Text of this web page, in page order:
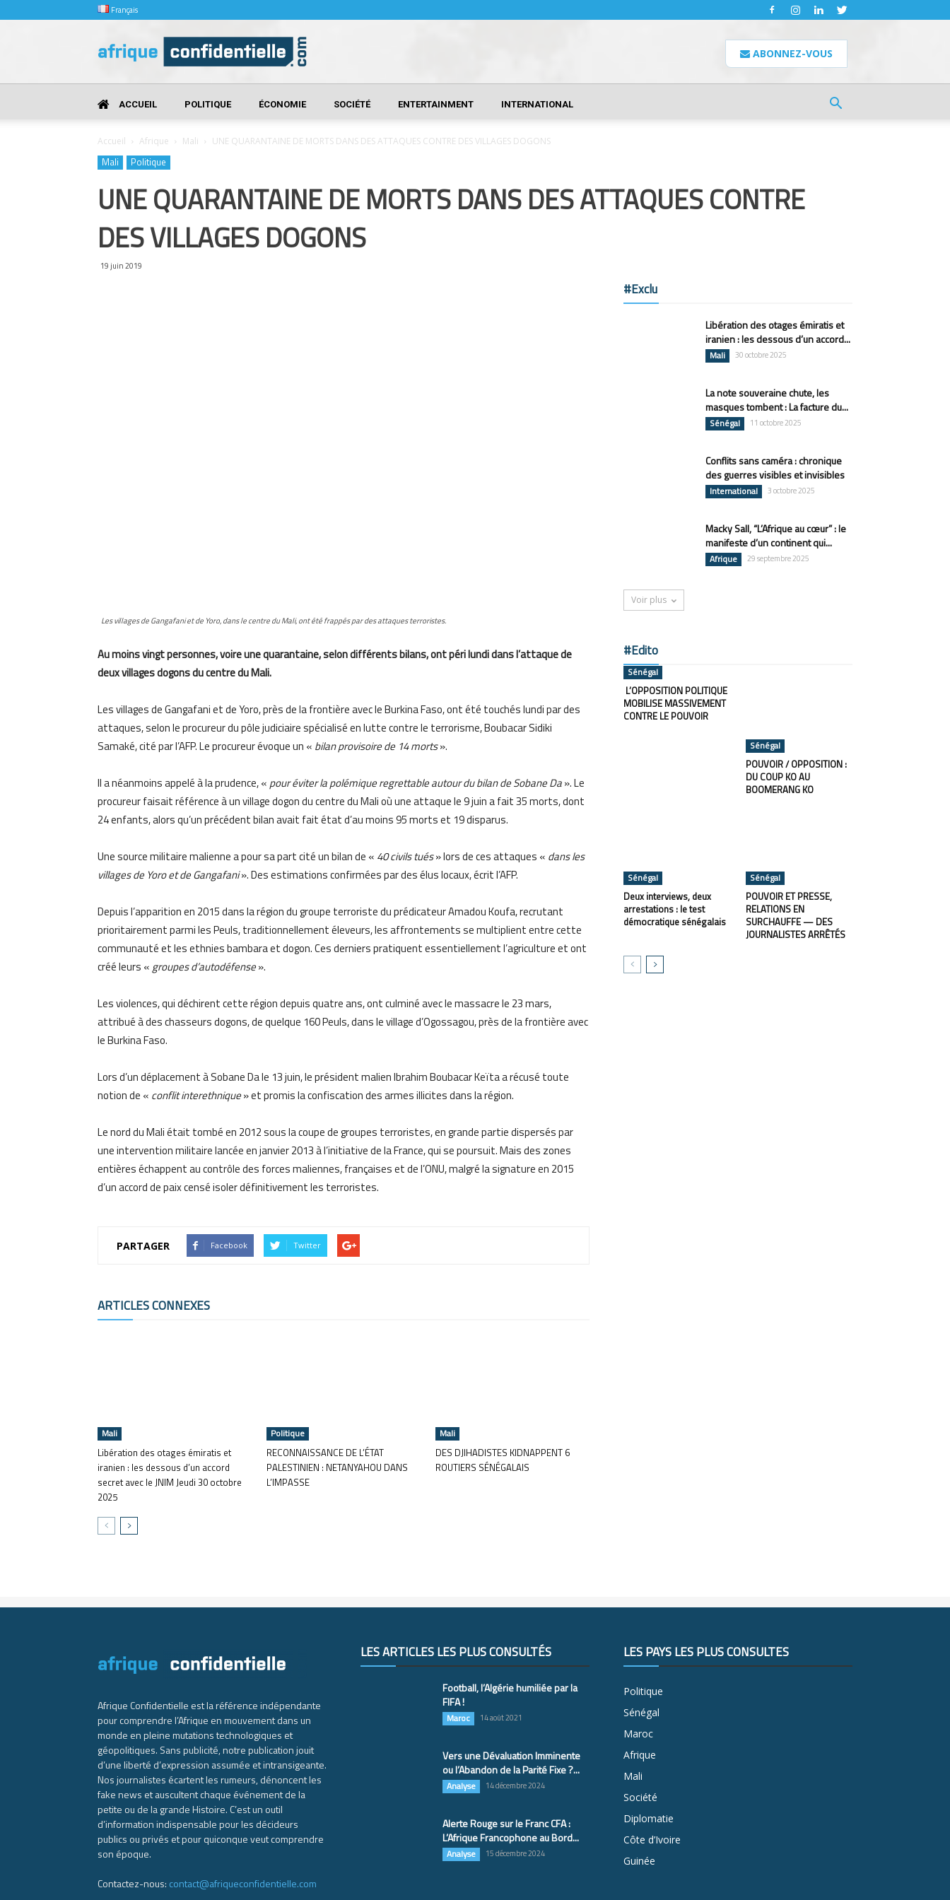
Français
Confidentielle
ABONNEZ-VOUS
ACCUEIL POLITIQUE ÉCONOMIE SOCIÉTÉ ENTERTAINMENT INTERNATIONAL
Accueil Afrique Mali UNE QUARANTAINE DE MORTS DANS DES ATTAQUES CONTRE DES VILLAGES DOGONS
Mali Politique
UNE QUARANTAINE DE MORTS DANS DES ATTAQUES CONTRE
DES VILLAGES DOGONS
19 juin 2019
Les villages de Gangafani et de Yoro, dans le centre du Mali, ont été frappés par des attaques terroristes.
Au moins vingt personnes, voire une quarantaine, selon différents bilans, ont péri lundi dans l’attaque de
deux villages dogons du centre du Mali.
Les villages de Gangafani et de Yoro, près de la frontière avec le Burkina Faso, ont été touchés lundi par des
attaques, selon le procureur du pôle judiciaire spécialisé en lutte contre le terrorisme, Boubacar Sidiki
Samaké, cité par l’AFP. Le procureur évoque un « bilan provisoire de 14 morts».
Il a néanmoins appelé à la prudence, « pour éviter la polémique regrettable autour du bilan de Sobane Da». Le
procureur faisait référence à un village dogon du centre du Mali où une attaque le 9 juin a fait 35 morts, dont
24 enfants, alors qu’un précédent bilan avait fait état d’au moins 95 morts et 19 disparus.
Une source militaire malienne a pour sa part cité un bilan de « 40 civils tués» lors de ces attaques « dans les
villages de Yoro et de Gangafani». Des estimations confirmées par des élus locaux, écrit l’AFP.
Depuis l’apparition en 2015 dans la région du groupe terroriste du prédicateur Amadou Koufa, recrutant
prioritairement parmi les Peuls, traditionnellement éleveurs, les affrontements se multiplient entre cette
communauté et les ethnies bambara et dogon. Ces derniers pratiquent essentiellement l’agriculture et ont
créé leurs «groupes d’autodéfense».
Les violences, qui déchirent cette région depuis quatre ans, ont culminé avec le massacre le 23 mars,
attribué à des chasseurs dogons, de quelque 160 Peuls, dans le village d’Ogossagou, près de la frontière avec
le Burkina Faso.
Lors d’un déplacement à Sobane Da le 13 juin, le président malien Ibrahim Boubacar Keïta a récusé toute
notion de « conflit interethnique» et promis la confiscation des armes illicites dans la région.
Le nord du Mali était tombé en 2012 sous la coupe de groupes terroristes, en grande partie dispersés par
une intervention militaire lancée en janvier 2013 à l’initiative de la France, qui se poursuit. Mais des zones
entières échappent au contrôle des forces maliennes, françaises et de l’ONU, malgré la signature en 2015
d’un accord de paix censé isoler définitivement les terroristes.
PARTAGER Facebook Twitter
ARTICLES CONNEXES
Mali
Libération des otages émiratis et
iranien : les dessous d’un accord
secret avec le JNIM Jeudi 30 octobre
2025
Politique
RECONNAISSANCE DE L’ÉTAT
PALESTINIEN : NETANYAHOU DANS
L’IMPASSE
Mali
DES DJIHADISTES KIDNAPPENT 6
ROUTIERS SÉNÉGALAIS
#Exclu
Libération des otages émiratis et
iranien : les dessous d’un accord...
Mali 30 octobre 2025
La note souveraine chute, les
masques tombent : La facture du...
Sénégal 11 octobre 2025
Conflits sans caméra : chronique
des guerres visibles et invisibles
International 3 octobre 2025
Macky Sall, “L’Afrique au cœur” : le
manifeste d’un continent qui...
Afrique 29 septembre 2025
Voir plus
#Edito
Sénégal
L’OPPOSITION POLITIQUE
MOBILISE MASSIVEMENT
CONTRE LE POUVOIR
Sénégal
POUVOIR / OPPOSITION :
DU COUP KO AU
BOOMERANG KO
Sénégal
Deux interviews, deux
arrestations : le test
démocratique sénégalais
Sénégal
POUVOIR ET PRESSE,
RELATIONS EN
SURCHAUFFE — DES
JOURNALISTES ARRÊTÉS
Afrique Confidentielle est la référence indépendante
pour comprendre l’Afrique en mouvement dans un
monde en pleine mutations technologiques et
géopolitiques. Sans publicité, notre publication jouit
d’une liberté d’expression assumée et intransigeante.
Nos journalistes écartent les rumeurs, dénoncent les
fake news et auscultent chaque événement de la
petite ou de la grande Histoire. C’est un outil
d’information indispensable pour les décideurs
publics ou privés et pour quiconque veut comprendre
son époque.
Contactez-nous: contact@afriqueconfidentielle.com
LES ARTICLES LES PLUS CONSULTÉS
Football, l’Algérie humiliée par la
FIFA !
Maroc 14 août 2021
Vers une Dévaluation Imminente
ou l’Abandon de la Parité Fixe ?...
Analyse 14 décembre 2024
Alerte Rouge sur le Franc CFA :
L’Afrique Francophone au Bord...
Analyse 15 décembre 2024
LES PAYS LES PLUS CONSULTÉS
Politique
Sénégal
Maroc
Afrique
Mali
Société
Diplomatie
Côte d’Ivoire
Guinée